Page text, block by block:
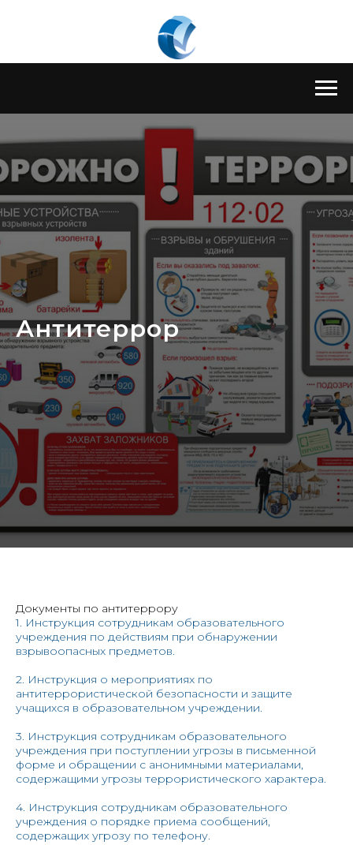
Антитеррор
Документы по антитеррору
1. Инструкция сотрудникам образовательного
учреждения по действиям при обнаружении
взрывоопасных предметов.
2. Инструкция о мероприятиях по
антитеррористической безопасности и защите
учащихся в образовательном учреждении.
3. Инструкция сотрудникам образовательного
учреждения при поступлении угрозы в письменной
форме и обращении с анонимными материалами,
содержащими угрозы террористического характера.
4. Инструкция сотрудникам образовательного
учреждения о порядке приема сообщений,
содержащих угрозу по телефону.